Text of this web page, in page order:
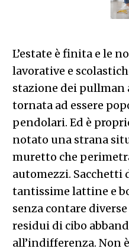
L’estate è finita e le
lavorative e
stazione dei pullman
tornata ad essere
pendolari. Ed è
notato una strana
muretto che
automezzi. Sacchetti
tantissime lattine e
senza contare
residui di cibo
all’indifferenza. Non